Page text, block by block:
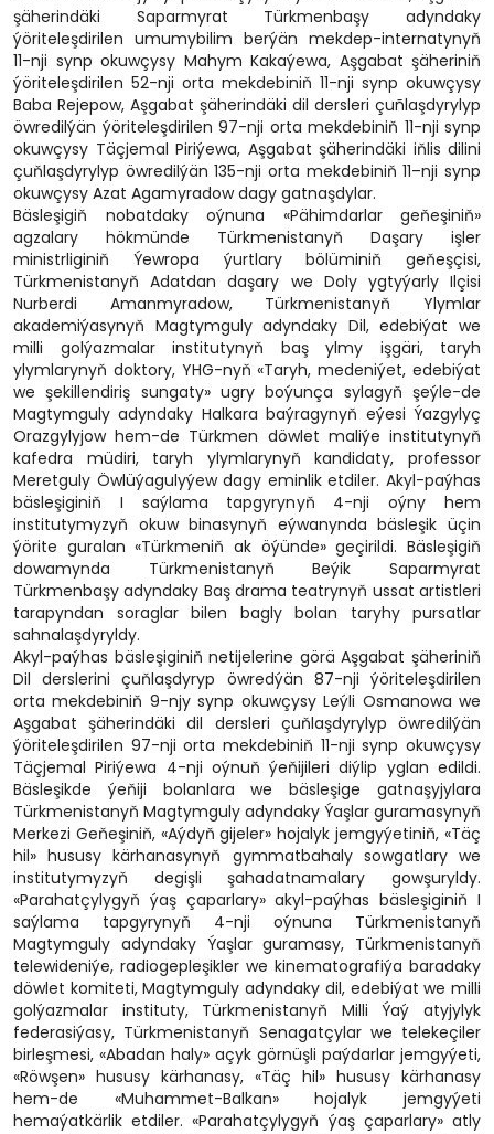
şäherindäki Saparmyrat Türkmenbaşy adyndaky
ýöriteleşdirilen umumybilim berýän mekdep-internatynyň
11-nji synp okuwçysy Mahym Kakaýewa, Aşgabat şäheriniň
ýöriteleşdirilen 52-nji orta mekdebiniň 11-nji synp okuwçysy
Baba Rejepow, Aşgabat şäherindäki dil dersleri çuñlaşdyrylyp
öwredilýän ýöriteleşdirilen 97-nji orta mekdebiniň 11-nji synp
okuwçysy Täçjemal Piriýewa, Aşgabat şäherindäki iňlis dilini
çuňlaşdyrylyp öwredilýän 135-nji orta mekdebiniň 11–nji synp
okuwçysy Azat Agamyradow dagy gatnaşdylar.
Bäsleşigiň nobatdaky oýnuna «Pähimdarlar geňeşiniň»
agzalary hökmünde Türkmenistanyň Daşary işler
ministrliginiň Ýewropa ýurtlary bölüminiň geňeşçisi,
Türkmenistanyň Adatdan daşary we Doly ygtyýarly Ilçisi
Nurberdi Amanmyradow, Türkmenistanyň Ylymlar
akademiýasynyň Magtymguly adyndaky Dil, edebiýat we
milli golýazmalar institutynyň baş ylmy işgäri, taryh
ylymlarynyň doktory, YHG-nyň «Taryh, medeniýet, edebiýat
we şekillendiriş sungaty» ugry boýunça sylagyň şeýle-de
Magtymguly adyndaky Halkara baýragynyň eýesi Ýazgylyç
Orazgylyjow hem-de Türkmen döwlet maliýe institutynyň
kafedra müdiri, taryh ylymlarynyň kandidaty, professor
Meretguly Öwlüýagulyýew dagy eminlik etdiler. Akyl-paýhas
bäsleşiginiň I saýlama tapgyrynyň 4-nji oýny hem
institutymyzyň okuw binasynyň eýwanynda bäsleşik üçin
ýörite guralan «Türkmeniň ak öýünde» geçirildi. Bäsleşigiň
dowamynda Türkmenistanyň Beýik Saparmyrat
Türkmenbaşy adyndaky Baş drama teatrynyň ussat artistleri
tarapyndan soraglar bilen bagly bolan taryhy pursatlar
sahnalaşdyryldy.
Akyl-paýhas bäsleşiginiň netijelerine görä Aşgabat şäheriniň
Dil derslerini çuňlaşdyryp öwredýän 87-nji ýöriteleşdirilen
orta mekdebiniň 9-njy synp okuwçysy Leýli Osmanowa we
Aşgabat şäherindäki dil dersleri çuňlaşdyrylyp öwredilýän
ýöriteleşdirilen 97-nji orta mekdebiniň 11-nji synp okuwçysy
Täçjemal Piriýewa 4-nji oýnuň ýeňijileri diýlip yglan edildi.
Bäsleşikde ýeňiji bolanlara we bäsleşige gatnaşyjylara
Türkmenistanyň Magtymguly adyndaky Ýaşlar guramasynyň
Merkezi Geňeşiniň, «Aýdyň gijeler» hojalyk jemgyýetiniň, «Täç
hil» hususy kärhanasynyň gymmatbahaly sowgatlary we
institutymyzyň degişli şahadatnamalary gowşuryldy.
«Parahatçylygyň ýaş çaparlary» akyl-paýhas bäsleşiginiň I
saýlama tapgyrynyň 4-nji oýnuna Türkmenistanyň
Magtymguly adyndaky Ýaşlar guramasy, Türkmenistanyň
telewideniýe, radiogepleşikler we kinematografiýa baradaky
döwlet komiteti, Magtymguly adyndaky dil, edebiýat we milli
golýazmalar instituty, Türkmenistanyň Milli Ýaý atyjylyk
federasiýasy, Türkmenistanyň Senagatçylar we telekeçiler
birleşmesi, «Abadan haly» açyk görnüşli paýdarlar jemgyýeti,
«Röwşen» hususy kärhanasy, «Täç hil» hususy kärhanasy
hem-de «Muhammet-Balkan» hojalyk jemgyýeti
hemaýatkärlik etdiler. «Parahatçylygyň ýaş çaparlary» atly